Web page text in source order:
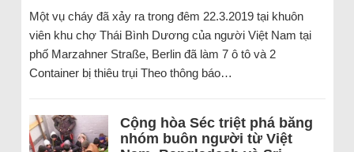
Một vụ cháy đã xảy ra trong đêm 22.3.2019 tại khuôn
viên khu chợ Thái Bình Dương của người Việt Nam tại
phố Marzahner Straße, Berlin đã làm 7 ô tô và 2
Container bị thiêu trụi Theo thông báo…
Cộng hòa Séc triệt phá băng
nhóm buôn người từ Việt